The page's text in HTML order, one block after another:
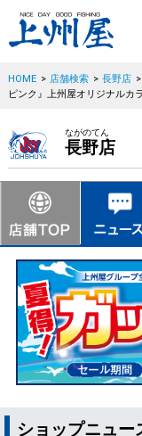
HOME > 店舗検索 > 長野店 >
ピンク』上州屋オリジナルカ
ながのてん
長野店
ショップニュー